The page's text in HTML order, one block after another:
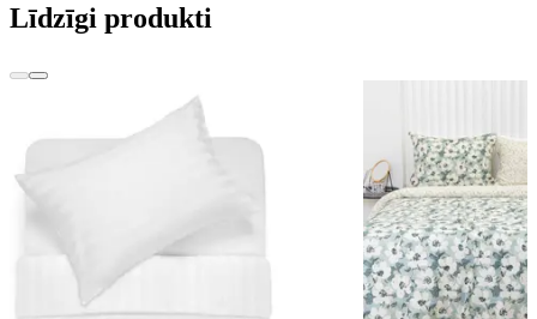
Līdzīgi produkti